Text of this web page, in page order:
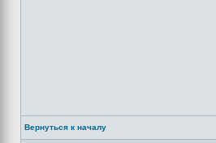
Вернуться к началу